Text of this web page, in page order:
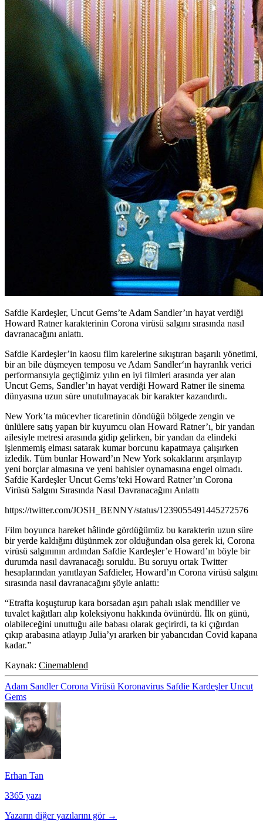
Safdie Kardeşler, Uncut Gems’te Adam Sandler’ın hayat verdiği
Howard Ratner karakterinin Corona virüsü salgını sırasında nasıl
davranacağını anlattı.
Safdie Kardeşler’in kaosu film karelerine sıkıştıran başarılı yönetimi,
bir an bile düşmeyen temposu ve Adam Sandler‘ın hayranlık verici
performansıyla geçtiğimiz yılın en iyi filmleri arasında yer alan
Uncut Gems, Sandler’ın hayat verdiği Howard Ratnerile sinema
dünyasına uzun süre unutulmayacak bir karakter kazandırdı.
New York’ta mücevher ticaretinin döndüğü bölgede zengin ve
ünlülere satış yapan bir kuyumcu olan Howard Ratner’ı, bir yandan
ailesiyle metresi arasında gidip gelirken, bir yandan da elindeki
işlenmemiş elması satarak kumar borcunu kapatmaya çalışırken
izledik. Tüm bunlar Howard’ın New York sokaklarını arşınlayıp
yeni borçlar almasına ve yeni bahisler oynamasına engel olmadı.
Safdie Kardeşler Uncut Gems’teki Howard Ratner’ın Corona
Virüsü Salgını Sırasında Nasıl Davranacağını Anlattı
https://twitter.com/JOSH_BENNY/status/1239055491445272576
Film boyunca hareket hâlinde gördüğümüz bu karakterin uzun süre
bir yerde kaldığını düşünmek zor olduğundan olsa gerek ki, Corona
virüsü salgınının ardından Safdie Kardeşler’e Howard’ın böyle bir
durumda nasıl davranacağı soruldu. Bu soruyu ortak Twitter
hesaplarından yanıtlayan Safdieler, Howard’ın Corona virüsü salgını
sırasında nasıl davranacağını şöyle anlattı:
“Etrafta koşuşturup kara borsadan aşırı pahalı ıslak mendiller ve
tuvalet kağıtları alıp koleksiyonu hakkında övünürdü. İlk on günü,
olabileceğini unuttuğu aile babası olarak geçirirdi, ta ki çığırdan
çıkıp arabasına atlayıp Julia’yı ararken bir yabancıdan Covid kapana
kadar.”
Kaynak: Cinemablend
Adam SandlerCorona Virüsü Koronavirus Safdie KardeşlerUncut
Gems
Erhan Tan
3365 yazı
Yazarın diğer yazılarını gör →